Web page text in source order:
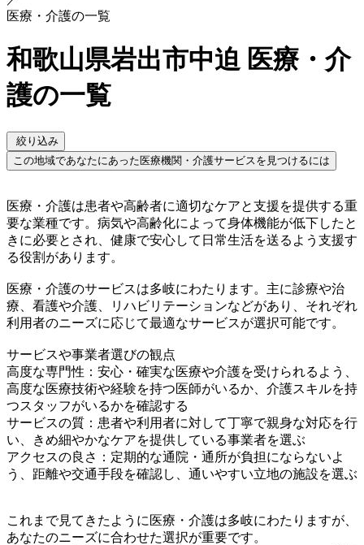
医療・介護の一覧
和歌山県岩出市中迫 医療・介
護の一覧
絞り込み
この地域であなたにあった医療機関・介護サービスを見つけるには
医療・介護は患者や高齢者に適切なケアと支援を提供する重
要な業種です。病気や高齢化によって身体機能が低下したと
きに必要とされ、健康で安心して日常生活を送るよう支援す
る役割があります。
医療・介護のサービスは多岐にわたります。主に診療や治
療、看護や介護、リハビリテーションなどがあり、それぞれ
利用者のニーズに応じて最適なサービスが選択可能です。
サービスや事業者選びの観点
高度な専門性：安心・確実な医療や介護を受けられるよう、
高度な医療技術や経験を持つ医師がいるか、介護スキルを持
つスタッフがいるかを確認する
サービスの質：患者や利用者に対して丁寧で親身な対応を行
い、きめ細やかなケアを提供している事業者を選ぶ
アクセスの良さ：定期的な通院・通所が負担にならないよ
う、距離や交通手段を確認し、通いやすい立地の施設を選ぶ
これまで見てきたように医療・介護は多岐にわたりますが、
あなたのニーズに合わせた選択が重要です。